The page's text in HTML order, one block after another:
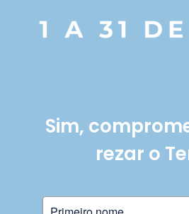
Sim,
rezar o